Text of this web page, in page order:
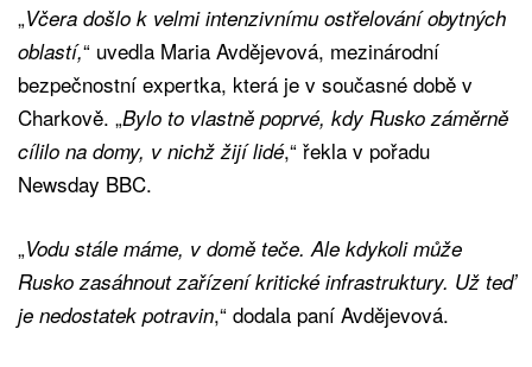
„Včera došlo k velmi intenzivnímu ostřelování obytných
oblastí,“ uvedla Maria Avdějevová, mezinárodní
bezpečnostní expertka, která je v současné době v
Charkově. „Bylo to vlastně poprvé, kdy Rusko záměrně
cílilo na domy, v nichž žijí lidé,“ řekla v pořadu
Newsday BBC.
„Vodu stále máme, v domě teče. Ale kdykoli může
Rusko zasáhnout zařízení kritické infrastruktury. Už teď
je nedostatek potravin,“ dodala paní Avdějevová.